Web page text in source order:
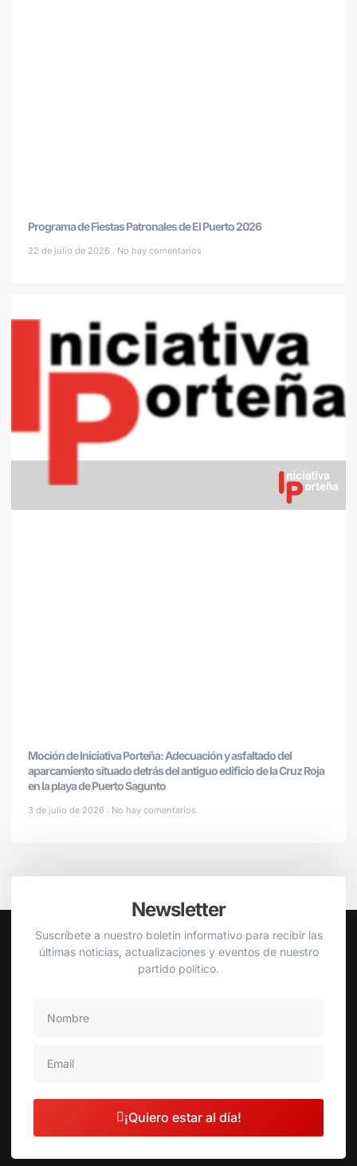
Programa de Fiestas Patronales de El Puerto 2026
22 de julio de 2026 No hay comentarios
Moción de Iniciativa Porteña: Adecuación y asfaltado del
aparcamiento situado detrás del antiguo edificio de la Cruz Roja
en la playa de Puerto Sagunto
3 de julio de 2026 No hay comentarios
Newsletter
Suscríbete a nuestro boletín informativo para recibir las
últimas noticias, actualizaciones y eventos de nuestro
partido político.
¡Quiero estar al día!